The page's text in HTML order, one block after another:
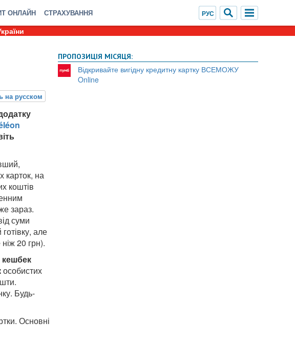
ОНЛАЙН СТРАХУВАННЯ
карток, на
коштів
зараз.
суми
але
20 грн).
кешбек
особистих
Будь-
Основні
ПРОПОЗИЦІЯ МІСЯЦЯ:
Відкривайте вигідну кредитну картку ВСЕМОЖУ
Online